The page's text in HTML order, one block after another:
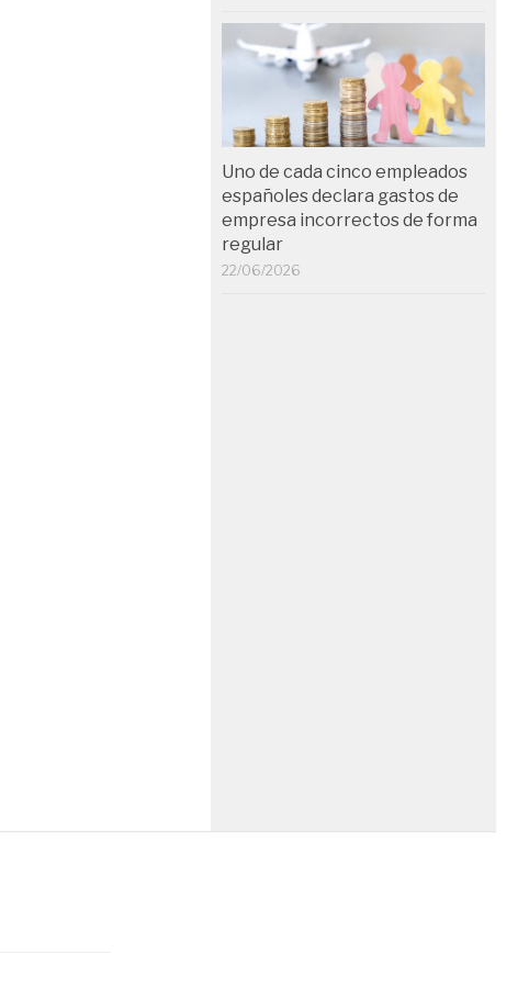
Uno de cada cinco empleados
españoles declara gastos de
empresa incorrectos de forma
regular
22/06/2026